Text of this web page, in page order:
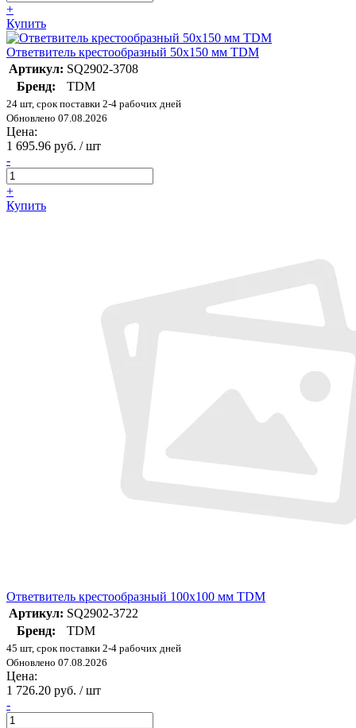
+
Купить
Ответвитель крестообразный 50х150 мм TDM
Артикул: SQ2902-3708
Бренд:
TDM
24 шт, срок поставки 2-4 рабочих дней
Обновлено 07.08.2026
Цена:
1 695.96 руб. / шт
-
+
Купить
Ответвитель крестообразный 100х100 мм TDM
Артикул: SQ2902-3722
Бренд:
TDM
45 шт, срок поставки 2-4 рабочих дней
Обновлено 07.08.2026
Цена:
1 726.20 руб. / шт
-